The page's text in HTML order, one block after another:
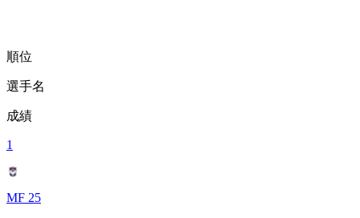
順位
選手名
成績
1
MF 25